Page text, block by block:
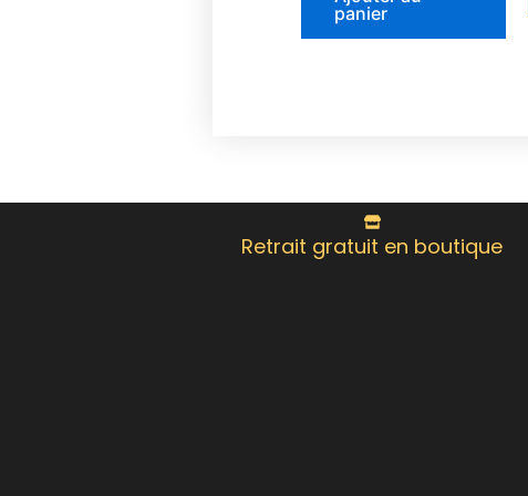
panier
Retrait gratuit en boutique